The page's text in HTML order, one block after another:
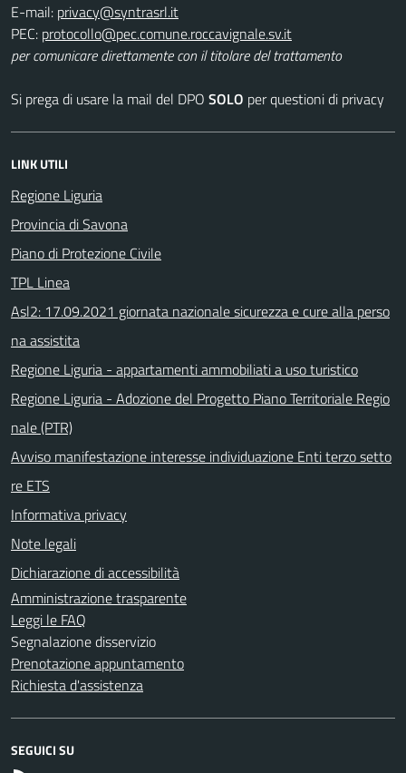
E-mail:
PEC:
per comunicare direttamente con il titolare del trattamento
Si prega di usare la mail del DPO SOLO per questioni di privacy
LINK UTILI
Regione Liguria
Provincia di Savona
Piano di Protezione Civile
TPL Linea
Asl2: 17.09.2021 giornata nazionale sicurezza e cure alla perso
na assistita
Regione Liguria - appartamenti ammobiliati a uso turistico
Regione Liguria - Adozione del Progetto Piano Territoriale Regio
nale (PTR)
Avviso manifestazione interesse individuazione Enti terzo setto
re ETS
Informativa privacy
Note legali
Dichiarazione di accessibilità
Amministrazione trasparente
Leggi le FAQ
Segnalazione disservizio
Prenotazione appuntamento
Richiesta d'assistenza
SEGUICI SU